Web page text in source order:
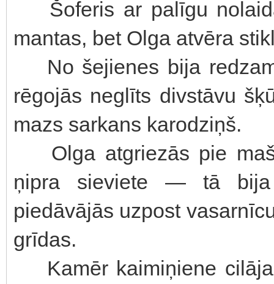
Šoferis ar palīgu
mantas, bet Olga atvēra
No šejienes bija
rēgojās neglīts divstāvu
mazs sarkans karodziņš.
Olga atgriezās pie
ņipra sieviete — tā bija
piedāvājās uzpost
grīdas.
Kamēr kaimiņiene cilāja